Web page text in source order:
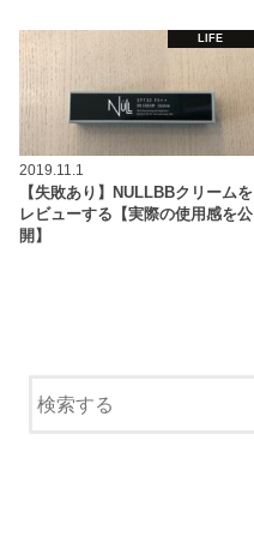
LIFE
2019.11.1
【失敗あり】NULLBBクリームを
レビューする【実際の使用感を公
開】